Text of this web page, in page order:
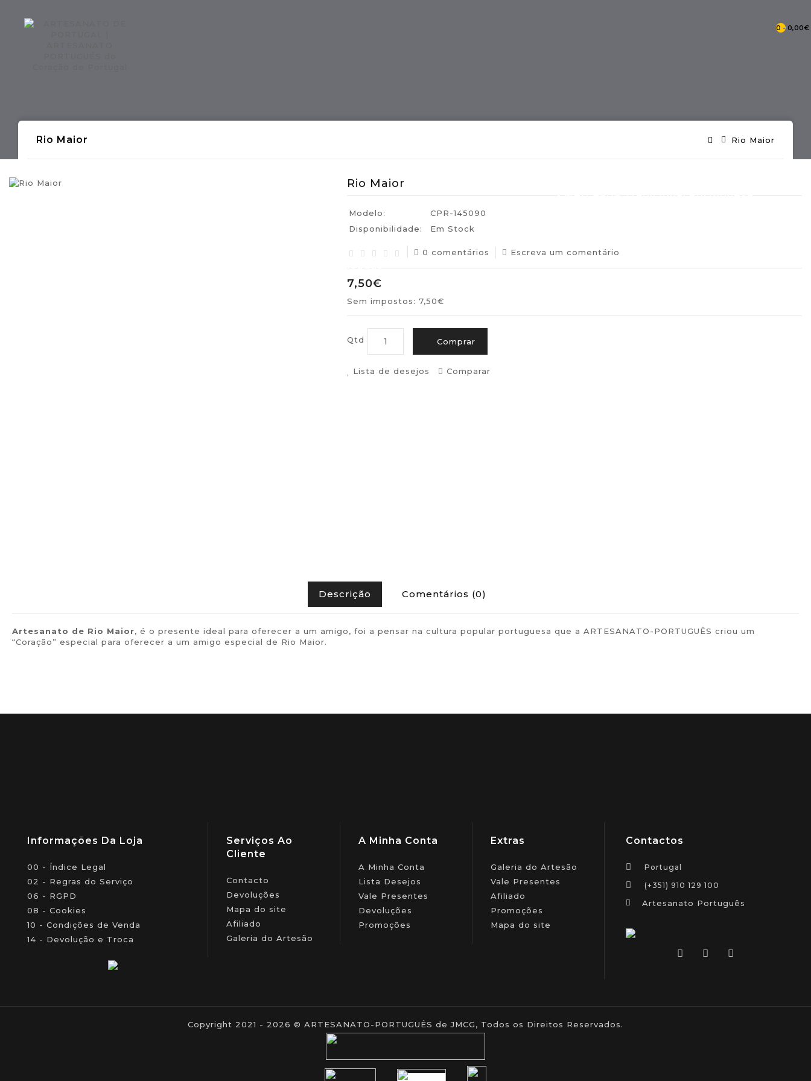
0 - 0,00€
- Mercearia Tradicional Portuguesa
- Produções Artesanais Tradicionais Portuguesas Certificadas
Rio Maior Rio Maior
Rio Maior
Modelo:
CPR-145090
Disponibilidade:
Em Stock
0 comentários Escreva um comentário
7,50€
Sem impostos: 7,50€
Qtd Comprar
Lista de desejos Comparar
Descrição Comentários (0)
Artesanato de Rio Maior, é o presente ideal para oferecer a um amigo, foi a pensar na cultura popular portuguesa que a ARTESANATO-PORTUGUÊS criou um
“Coração” especial para oferecer a um amigo especial de Rio Maior.
Informações Da Loja
00 - Índice Legal
02 - Regras do Serviço
06 - RGPD
08 - Cookies
10 - Condições de Venda
14 - Devolução e Troca
Serviços Ao
Cliente
Contacto
Devoluções
Mapa do site
Afiliado
Galeria do Artesão
A Minha Conta
A Minha Conta
Lista Desejos
Vale Presentes
Devoluções
Promoções
Extras
Galeria do Artesão
Vale Presentes
Afiliado
Promoções
Mapa do site
Contactos
Portugal
(+351) 910 129 100
Artesanato Português
Copyright 2021 - 2026 © ARTESANATO-PORTUGUÊS de JMCG, Todos os Direitos Reservados.